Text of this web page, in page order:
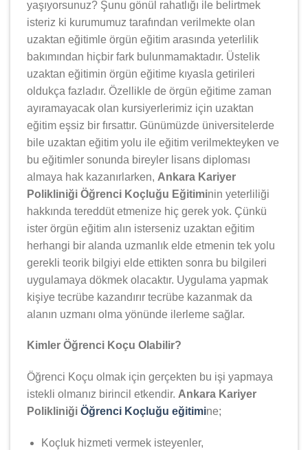
yaşıyorsunuz? Şunu gönül rahatlığı ile belirtmek
isteriz ki kurumumuz tarafından verilmekte olan
uzaktan eğitimle örgün eğitim arasında yeterlilik
bakımından hiçbir fark bulunmamaktadır. Üstelik
uzaktan eğitimin örgün eğitime kıyasla getirileri
oldukça fazladır. Özellikle de örgün eğitime zaman
ayıramayacak olan kursiyerlerimiz için uzaktan
eğitim eşsiz bir fırsattır. Günümüzde üniversitelerde
bile uzaktan eğitim yolu ile eğitim verilmekteyken ve
bu eğitimler sonunda bireyler lisans diploması
almaya hak kazanırlarken, Ankara Kariyer
Polikliniği Öğrenci Koçluğu Eğitiminin yeterliliği
hakkında tereddüt etmenize hiç gerek yok. Çünkü
ister örgün eğitim alın isterseniz uzaktan eğitim
herhangi bir alanda uzmanlık elde etmenin tek yolu
gerekli teorik bilgiyi elde ettikten sonra bu bilgileri
uygulamaya dökmek olacaktır. Uygulama yapmak
kişiye tecrübe kazandırır tecrübe kazanmak da
alanın uzmanı olma yönünde ilerleme sağlar.
Kimler Öğrenci Koçu Olabilir?
Öğrenci Koçu olmak için gerçekten bu işi yapmaya
istekli olmanız birincil etkendir. Ankara Kariyer
Polikliniği Öğrenci Koçluğu eğitimine;
Koçluk hizmeti vermek isteyenler,